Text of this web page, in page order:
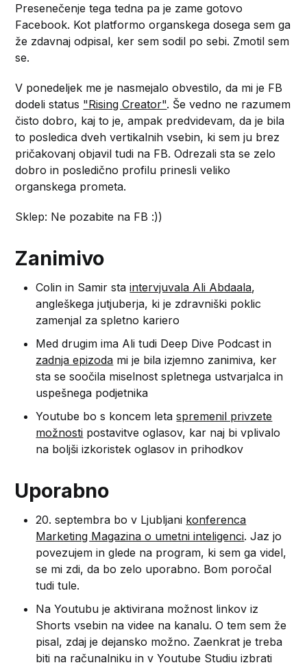
Presenečenje tega tedna pa je zame gotovo
Facebook. Kot platformo organskega dosega sem ga
že zdavnaj odpisal, ker sem sodil po sebi. Zmotil sem
se.
V ponedeljek me je nasmejalo obvestilo, da mi je FB
dodeli status "Rising Creator". Še vedno ne razumem
čisto dobro, kaj to je, ampak predvidevam, da je bila
to posledica dveh vertikalnih vsebin, ki sem ju brez
pričakovanj objavil tudi na FB. Odrezali sta se zelo
dobro in posledično profilu prinesli veliko
organskega prometa.
Sklep: Ne pozabite na FB :))
Zanimivo
Colin in Samir staintervjuvala Ali Abdaala,
angleškega jutjuberja, ki je zdravniški poklic
zamenjal za spletno kariero
Med drugim ima Ali tudi Deep Dive Podcast in
zadnja epizoda mi je bila izjemno zanimiva, ker
sta se soočila miselnost spletnega ustvarjalca in
uspešnega podjetnika
Youtube bo s koncem letaspremenil privzete
možnosti postavitve oglasov, kar naj bi vplivalo
na boljši izkoristek oglasov in prihodkov
Uporabno
20. septembra bo v Ljubljani konferenca
Marketing Magazina o umetni inteligenci. Jaz jo
povezujem in glede na program, ki sem ga videl,
se mi zdi, da bo zelo uporabno. Bom poročal
tudi tule.
Na Youtubu je aktivirana možnost linkov iz
Shorts vsebin na videe na kanalu. O tem sem že
pisal, zdaj je dejansko možno. Zaenkrat je treba
biti na računalniku in v Youtube Studiu izbrati